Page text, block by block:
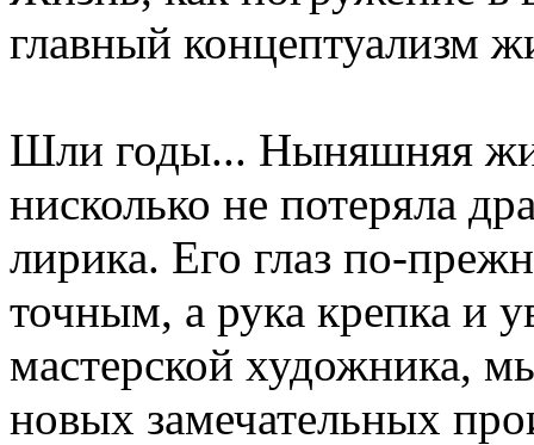
главный концептуализм
Шли годы... Ныняшняя
нисколько не потеряла
лирика. Его глаз по-
точным, а рука крепка и
мастерской художника,
новых замечательных